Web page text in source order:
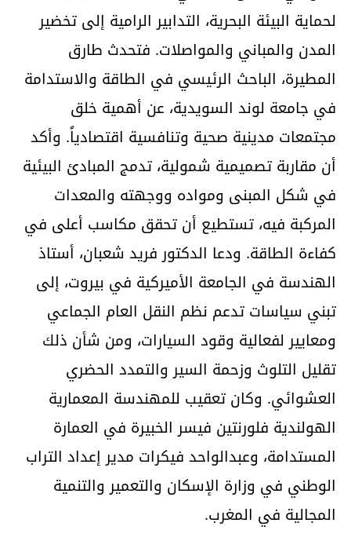
لحماية البيئة البحرية، التدابير الرامية إلى تخضير
المدن والمباني والمواصلات. فتحدث طارق
المطيرة، الباحث الرئيسي في الطاقة والاستدامة
في جامعة لوند السويدية، عن أهمية خلق
مجتمعات مدينية صحية وتنافسية اقتصادياً. وأكد
أن مقاربة تصميمية شمولية، تدمج المبادئ البيئية
في شكل المبنى ومواده ووجهته والمعدات
المركبة فيه، تستطيع أن تحقق مكاسب أعلى في
كفاءة الطاقة. ودعا الدكتور فريد شعبان، أستاذ
الهندسة في الجامعة الأميركية في بيروت، إلى
تبني سياسات تدعم نظم النقل العام الجماعي
ومعايير لفعالية وقود السيارات، ومن شأن ذلك
تقليل التلوث وزحمة السير والتمدد الحضري
العشوائي. وكان تعقيب للمهندسة المعمارية
الهولندية فلورنتين فيسر الخبيرة في العمارة
المستدامة، وعبدالواحد فيكرات مدير إعداد التراب
الوطني في وزارة الإسكان والتعمير والتنمية
المجالية في المغرب.